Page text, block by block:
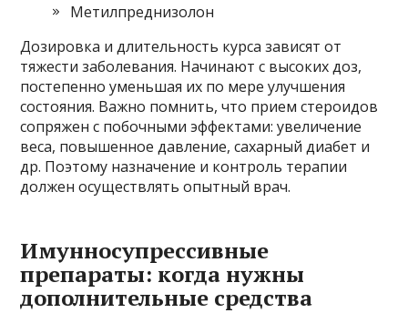
Метилпреднизолон
Дозировка и длительность курса зависят от
тяжести заболевания. Начинают с высоких доз,
постепенно уменьшая их по мере улучшения
состояния. Важно помнить, что прием стероидов
сопряжен с побочными эффектами: увеличение
веса, повышенное давление, сахарный диабет и
др. Поэтому назначение и контроль терапии
должен осуществлять опытный врач.
Имунносупрессивные
препараты: когда нужны
дополнительные средства